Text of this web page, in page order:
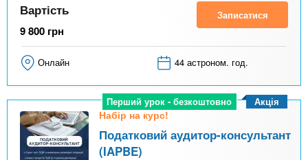
Вартість
9 800 грн
Записатися
Онлайн 44 астроном. год.
Перший урок - безкоштовно
Набір на курс!
Податковий аудитор-консультант
(IAPBE)
Акція